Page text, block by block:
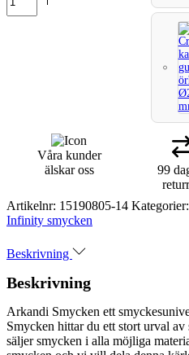
Våra kunder
älskar oss
99
Artikelnr: 15190805-14 Kategorier:
Infinity smycken
Beskrivning
Beskrivning
Arkandi Smycken ett
Smycken hittar du ett stort urval
säljer smycken i alla möjliga